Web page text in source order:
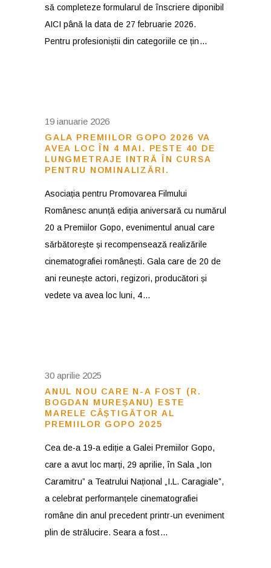
să completeze formularul de înscriere diponibil
AICI până la data de 27 februarie 2026.
Pentru profesioniștii din categoriile ce țin
19 ianuarie 2026
GALA PREMIILOR GOPO 2026 VA
AVEA LOC ÎN 4 MAI. PESTE 40 DE
LUNGMETRAJE INTRĂ ÎN CURSA
PENTRU NOMINALIZĂRI.
Asociația pentru Promovarea Filmului
Românesc anunță ediția aniversară cu numărul
20 a Premiilor Gopo, evenimentul anual care
sărbătorește și recompensează realizările
cinematografiei românești. Gala care de 20 de
ani reunește actori, regizori, producători și
vedete va avea loc luni, 4
30 aprilie 2025
ANUL NOU CARE N-A FOST (R.
BOGDAN MUREȘANU) ESTE
MARELE CÂȘTIGĂTOR AL
PREMIILOR GOPO 2025
Cea de-a 19-a ediție a Galei Premiilor Gopo,
care a avut loc marți, 29 aprilie, în Sala „Ion
Caramitru” a Teatrului Național „I.L. Caragiale”,
a celebrat performanțele cinematografiei
române din anul precedent printr-un eveniment
plin de strălucire. Seara a fost